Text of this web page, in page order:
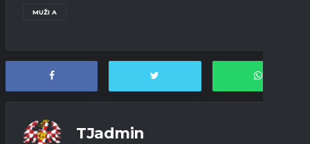
MUŽI A
TJadmin